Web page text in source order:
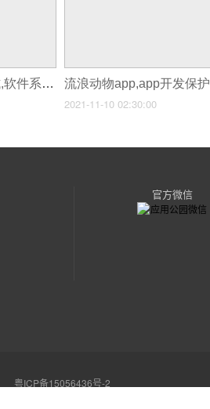
活动软件app商业模式,软件系统app开发商城模式 流浪动物app,app开发保护
2021-11-10 02:30:00
官方微信
粤ICP备15056436号-2